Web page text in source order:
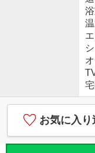
お気に入り